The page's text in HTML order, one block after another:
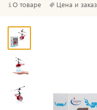
О товаре Цена и заказ